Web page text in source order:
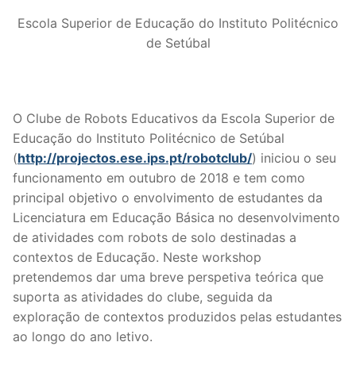
Escola Superior de Educação do Instituto Politécnico
de Setúbal
O Clube de Robots Educativos da Escola Superior de
Educação do Instituto Politécnico de Setúbal
(http://projectos.ese.ips.pt/robotclub/) iniciou o seu
funcionamento em outubro de 2018 e tem como
principal objetivo o envolvimento de estudantes da
Licenciatura em Educação Básica no desenvolvimento
de atividades com robots de solo destinadas a
contextos de Educação. Neste workshop
pretendemos dar uma breve perspetiva teórica que
suporta as atividades do clube, seguida da
exploração de contextos produzidos pelas estudantes
ao longo do ano letivo.